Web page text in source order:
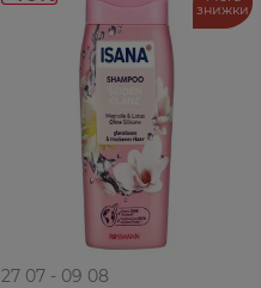
знижки
27 07 - 09 08